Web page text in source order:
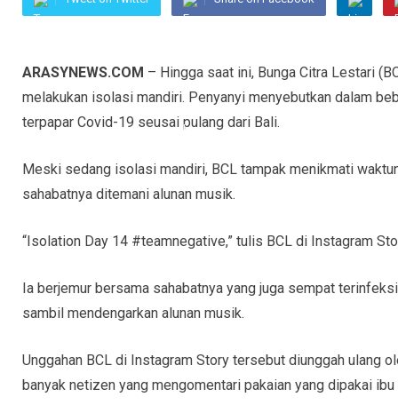
ARASYNEWS.COM – Hingga saat ini, Bunga Citra Lestari
melakukan isolasi mandiri. Penyanyi menyebutkan dalam
terpapar Covid-19 seusai pulang dari Bali.
Meski sedang isolasi mandiri, BCL tampak menikmati
sahabatnya ditemani alunan musik.
“Isolation Day 14 #teamnegative,” tulis BCL di Instagram
Ia berjemur bersama sahabatnya yang juga sempat
sambil mendengarkan alunan musik.
Unggahan BCL di Instagram Story tersebut diunggah ulang
banyak netizen yang mengomentari pakaian yang dipakai ibu